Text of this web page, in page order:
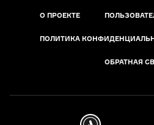
О ПРОЕКТЕ
ПОЛИТИКА
ОБРАТНАЯ